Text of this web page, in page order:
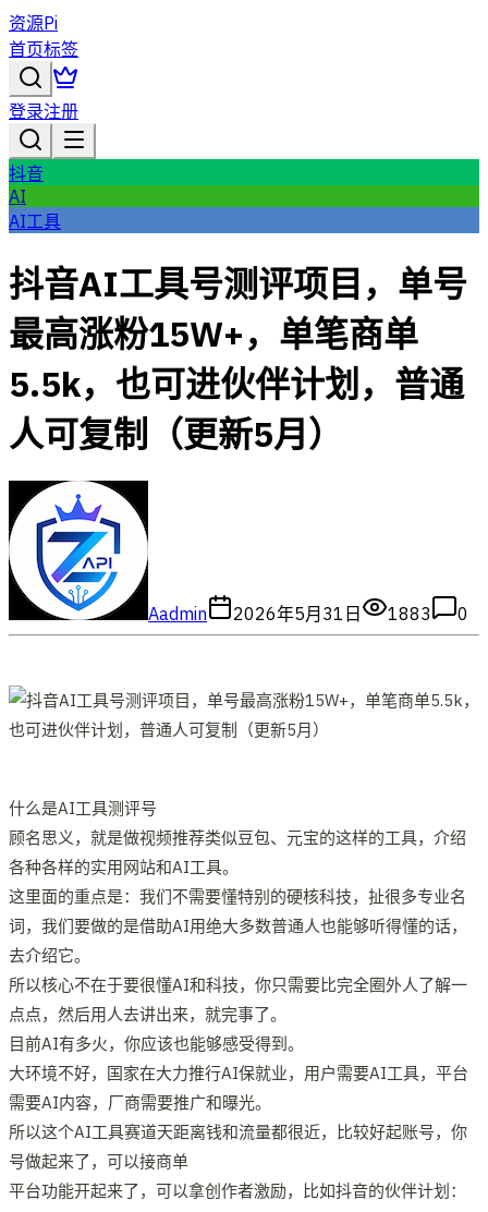
资源Pi
首页标签
登录注册
抖音
AI
AI工具
抖音AI工具号测评项目，单号
最高涨粉15W+，单笔商单
5.5k，也可进伙伴计划，普通
人可复制（更新5月）
Aadmin 2026年5月31日 1883 0
什么是AI工具测评号
顾名思义，就是做视频推荐类似豆包、元宝的这样的工具，介绍
各种各样的实用网站和AI工具。
这里面的重点是：我们不需要懂特别的硬核科技，扯很多专业名
词，我们要做的是借助AI用绝大多数普通人也能够听得懂的话，
去介绍它。
所以核心不在于要很懂AI和科技，你只需要比完全圈外人了解一
点点，然后用人去讲出来，就完事了。
目前AI有多火，你应该也能够感受得到。
大环境不好，国家在大力推行AI保就业，用户需要AI工具，平台
需要AI内容，厂商需要推广和曝光。
所以这个AI工具赛道天距离钱和流量都很近，比较好起账号，你
号做起来了，可以接商单
平台功能开起来了，可以拿创作者激励，比如抖音的伙伴计划：